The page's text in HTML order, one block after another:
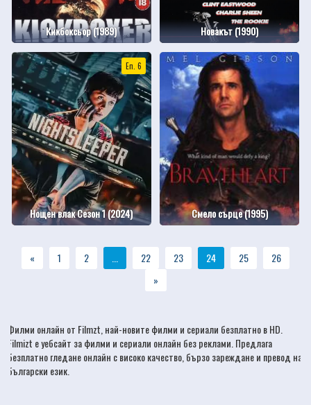
Кикбоксьор (1989) Новакът (1990)
Еп. 6
Нощен влак Сезон 1 (2024) Смело сърце (1995)
« 1 2 ... 22 23 24 25
26
»
Филми онлайн от Filmzt, най-новитефилми и сериали безплатно в HD.
Filmizt е уебсайт за филми и сериали онлайн без реклами. Предлага
безплатно гледане онлайн с високо качество, бързо зареждане и превод на
български език.